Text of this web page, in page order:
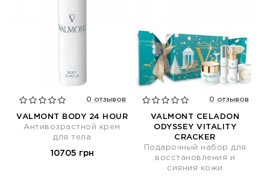
0 отзывов
VALMONT BODY 24 HOUR
Антивозрастной крем
для тела
10705 грн
0 отзывов
VALMONT CELADON
ODYSSEY VITALITY
CRACKER
Подарочный набор для
восстановления и
сияния кожи